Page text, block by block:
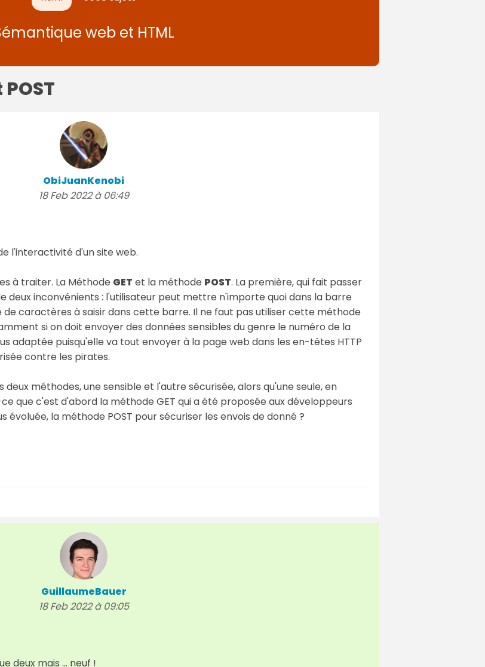
web et HTML
ObiJuanKenobi
18 Feb 2022 à 06:49
l'interactivité d'un site web.
à traiter. La Méthode GET et la méthode POST. La première, qui fait passer
deux inconvénients : l'utilisateur peut mettre n'importe quoi dans la barre
caractères à saisir dans cette barre. Il ne faut pas utiliser cette méthode
si on doit envoyer des données sensibles du genre le numéro de la
adaptée puisqu'elle va tout envoyer à la page web dans les en-têtes HTTP
contre les pirates.
méthodes, une sensible et l'autre sécurisée, alors qu'une seule, en
que c'est d'abord la méthode GET qui a été proposée aux développeurs
évoluée, la méthode POST pour sécuriser les envois de donné ?
GuillaumeBauer
18 Feb 2022 à 09:05
deux mais ... neuf !